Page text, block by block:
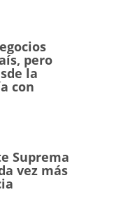
pero
la
con
Suprema
vez más